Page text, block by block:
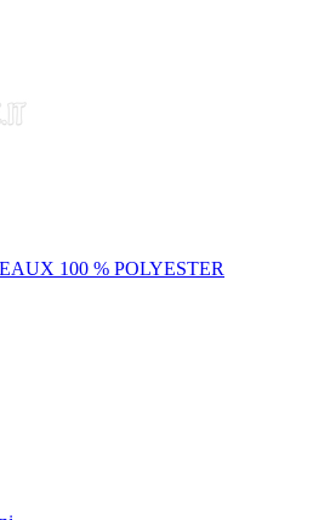
100 % POLYESTER